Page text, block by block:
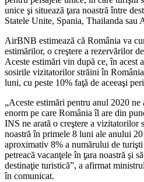
unice şi situează ţara noastră între
Statele Unite, Spania, Thailanda sau
AirBNB estimează că România va
estimărilor, o creştere a rezervărilor
Aceste estimări vin după ce, în acest
sosirile vizitatorilor străini în
luni, cu peste 10% faţă de aceeaşi
„Aceste estimări pentru anul 2020
enorm pe care România îl are din
INS ne arată o creştere a vizitatorilor
noastră în primele 8 luni ale anului
aproximativ 8% a numărului de turişti
petreacă vacanţele în ţara noastră şi
destinaţie turistică”, a afirmat
în comunicat.